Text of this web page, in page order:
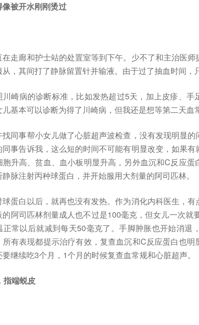
被开水刚刚烫过
在走廊和护士站的处置室等到下午。少不了和主治医
，其间打了静脉留置针并输液。由于过了抽血时间，
川崎病的诊断标准，比如发热超过5天，加上皮疹、手
基本可以诊断为得了川崎病，但我还是想等第二天血
同事帮小女儿做了心脏超声波检查，没有发现明显的
同事告诉我，这么短的时间不可能有明显改变，如果
胞升高、贫血、血小板明显升高，另外血沉和C反应
脉注射丙种球蛋白，并开始服用大剂量的阿司匹林。
球蛋白以后，就再也没有发热。作为消化内科医生，
阿司匹林剂量成人也不过是100毫克，但女儿一次就
正常以后就减到每天50毫克了。手脚肿胀也开始消退
所有表现都提示治疗有效，复查血沉和C反应蛋白也
继续吃3个月，1个月的时候复查血常规和心脏超声。
指端蜕皮